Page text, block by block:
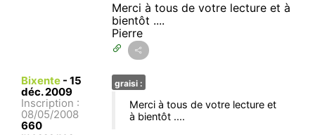
Merci à tous de votre lecture et à
bientôt ....
Pierre
Bixente - 15
déc. 2009
Inscription :
08/05/2008
660
graisi :
Merci à tous de votre lecture et
à bientôt ....